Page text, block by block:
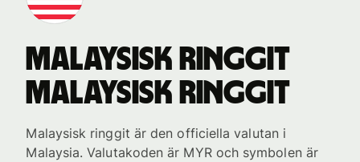
malaysisk ringgit
malaysisk ringgit
Malaysisk ringgit är den officiella valutan i
Malaysia. Valutakoden är MYR och symbolen är